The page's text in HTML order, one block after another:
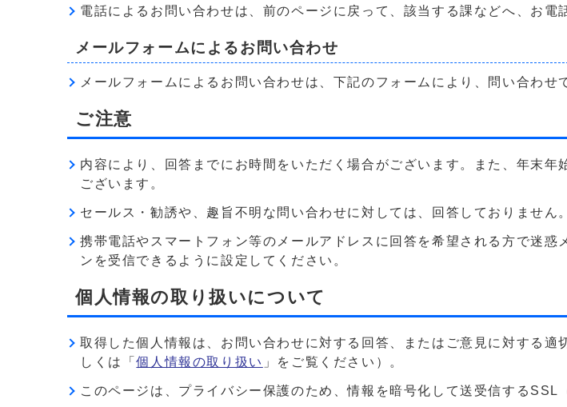
電話によるお問い合わせは、前のページに戻って、該当する課などへ、お電
メールフォームによるお問い合わせ
メールフォームによるお問い合わせは、下記のフォームにより、問い合わせ
ご注意
内容により、回答までにお時間をいただく場合がございます。また、年末
ございます。
セールス・勧誘や、趣旨不明な問い合わせに対しては、回答しておりません。
携帯電話やスマートフォン等のメールアドレスに回答を希望される方で迷
ンを受信できるように設定してください。
個人情報の取り扱いについて
取得した個人情報は、お問い合わせに対する回答、またはご意見に対する
しくは「個人情報の取り扱い 」をご覧ください）。
このページは、プライバシー保護のため、情報を暗号化して送受信する